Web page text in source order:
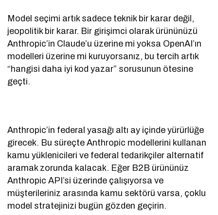
Model seçimi artık sadece teknik bir karar değil,
jeopolitik bir karar. Bir girişimci olarak ürününüzü
Anthropic’in Claude’u üzerine mi yoksa OpenAI’ın
modelleri üzerine mi kuruyorsanız, bu tercih artık
“hangisi daha iyi kod yazar” sorusunun ötesine
geçti.
Anthropic’in federal yasağı altı ay içinde yürürlüğe
girecek. Bu süreçte Anthropic modellerini kullanan
kamu yüklenicileri ve federal tedarikçiler alternatif
aramak zorunda kalacak. Eğer B2B ürününüz
Anthropic API’si üzerinde çalışıyorsa ve
müşterileriniz arasında kamu sektörü varsa, çoklu
model stratejinizi bugün gözden geçirin.